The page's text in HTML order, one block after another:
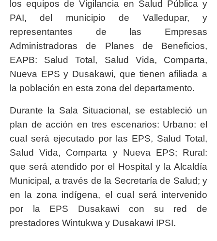
los equipos de Vigilancia en Salud Pública y
PAI, del municipio de Valledupar, y
representantes de las Empresas
Administradoras de Planes de Beneficios,
EAPB: Salud Total, Salud Vida, Comparta,
Nueva EPS y Dusakawi, que tienen afiliada a
la población en esta zona del departamento.
Durante la Sala Situacional, se estableció un
plan de acción en tres escenarios: Urbano: el
cual será ejecutado por las EPS, Salud Total,
Salud Vida, Comparta y Nueva EPS; Rural:
que será atendido por el Hospital y la Alcaldía
Municipal, a través de la Secretaría de Salud; y
en la zona indígena, el cual será intervenido
por la EPS Dusakawi con su red de
prestadores Wintukwa y Dusakawi IPSI.